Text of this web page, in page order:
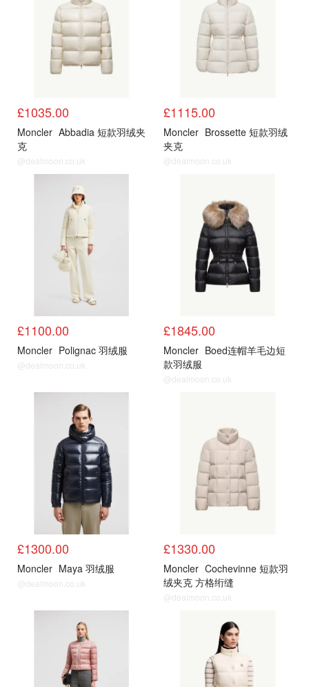
£1035.00
Moncler Abbadia 短款羽绒夹
克
@dealmoon.co.uk
£1115.00
Moncler Brossette 短款羽绒
夹克
@dealmoon.co.uk
£1100.00
Moncler Polignac 羽绒服
@dealmoon.co.uk
£1845.00
Moncler Boed连帽羊毛边短
款羽绒服
@dealmoon.co.uk
£1300.00
Moncler Maya 羽绒服
@dealmoon.co.uk
£1330.00
Moncler Cochevinne 短款羽
绒夹克 方格绗缝
@dealmoon.co.uk